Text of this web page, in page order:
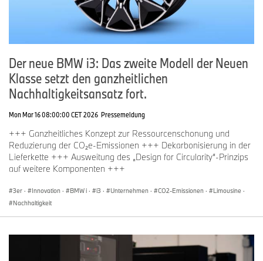
Der neue BMW i3: Das zweite Modell der Neuen
Klasse setzt den ganzheitlichen
Nachhaltigkeitsansatz fort.
Mon Mar 16 08:00:00 CET 2026 Pressemeldung
+++ Ganzheitliches Konzept zur Ressourcenschonung und
Reduzierung der CO₂e-Emissionen +++ Dekarbonisierung in der
Lieferkette +++ Ausweitung des „Design for Circularity“-Prinzips
auf weitere Komponenten +++
3er · Innovation · BMW i · i3 · Unternehmen · CO2-Emissionen · Limousine ·
Nachhaltigkeit